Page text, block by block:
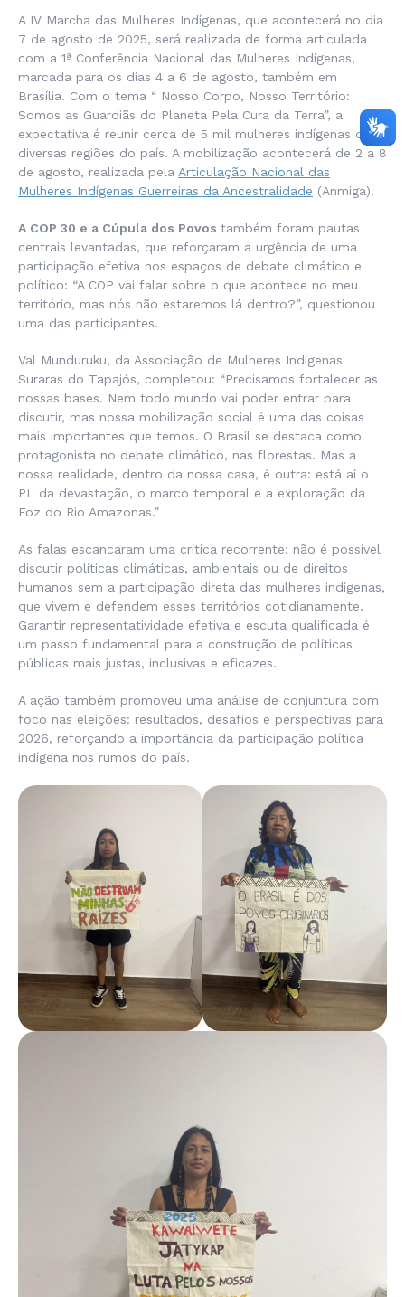
A IV Marcha das Mulheres Indígenas, que acontecerá no dia
7 de agosto de 2025, será realizada de forma articulada
com a 1ª Conferência Nacional das Mulheres Indígenas,
marcada para os dias 4 a 6 de agosto, também em
Brasília. Com o tema “ Nosso Corpo, Nosso Território:
Somos as Guardiãs do Planeta Pela Cura da Terra”, a
expectativa é reunir cerca de 5 mil mulheres indígenas de
diversas regiões do país. A mobilização acontecerá de 2 a 8
de agosto, realizada pela Articulação Nacional das
Mulheres Indígenas Guerreiras da Ancestralidade (Anmiga).
A COP 30 e a Cúpula dos Povos também foram pautas
centrais levantadas, que reforçaram a urgência de uma
participação efetiva nos espaços de debate climático e
político: “A COP vai falar sobre o que acontece no meu
território, mas nós não estaremos lá dentro?”, questionou
uma das participantes.
Val Munduruku, da Associação de Mulheres Indígenas
Suraras do Tapajós, completou: “Precisamos fortalecer as
nossas bases. Nem todo mundo vai poder entrar para
discutir, mas nossa mobilização social é uma das coisas
mais importantes que temos. O Brasil se destaca como
protagonista no debate climático, nas florestas. Mas a
nossa realidade, dentro da nossa casa, é outra: está aí o
PL da devastação, o marco temporal e a exploração da
Foz do Rio Amazonas.”
As falas escancaram uma crítica recorrente: não é possível
discutir políticas climáticas, ambientais ou de direitos
humanos sem a participação direta das mulheres indígenas,
que vivem e defendem esses territórios cotidianamente.
Garantir representatividade efetiva e escuta qualificada é
um passo fundamental para a construção de políticas
públicas mais justas, inclusivas e eficazes.
A ação também promoveu uma análise de conjuntura com
foco nas eleições: resultados, desafios e perspectivas para
2026, reforçando a importância da participação política
indígena nos rumos do país.